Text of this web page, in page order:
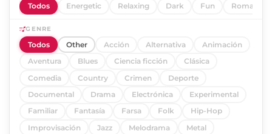
Todos Energetic Relaxing Dark Fun Romantic
GENRE
Todos Other Acción Alternativa
Animación
Aventura
Blues Ciencia ficción
Clásica
Comedia
Country Crimen
Deporte
Documental
Drama Electrónica
Experimental
Familiar
Fantasía Farsa Folk
Hip-Hop
Improvisación
Jazz Melodrama
Metal